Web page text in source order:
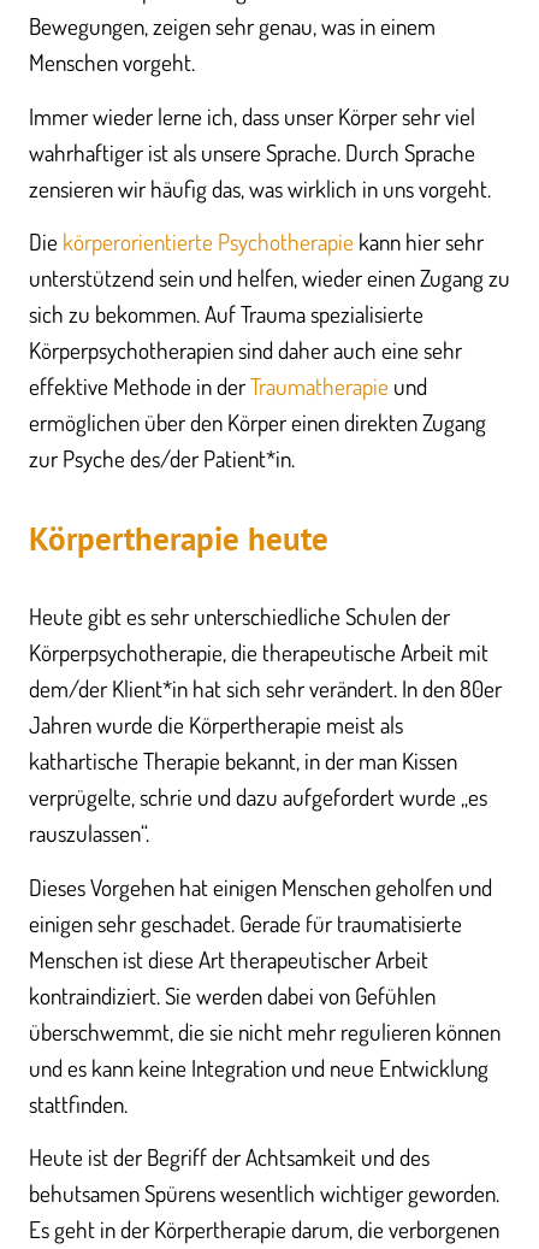
Bewegungen, zeigen sehr genau, was in einem
Menschen vorgeht.
Immer wieder lerne ich, dass unser Körper sehr viel
wahrhaftiger ist als unsere Sprache. Durch Sprache
zensieren wir häufig das, was wirklich in uns vorgeht.
Die körperorientierte Psychotherapie kann hier sehr
unterstützend sein und helfen, wieder einen Zugang zu
sich zu bekommen. Auf Trauma spezialisierte
Körperpsychotherapien sind daher auch eine sehr
effektive Methode in derTraumatherapie und
ermöglichen über den Körper einen direkten Zugang
zur Psyche des/der Patient*in.
Körpertherapie heute
Heute gibt es sehr unterschiedliche Schulen der
Körperpsychotherapie, die therapeutische Arbeit mit
dem/der Klient*in hat sich sehr verändert. In den 80er
Jahren wurde die Körpertherapie meist als
kathartische Therapie bekannt, in der man Kissen
verprügelte, schrie und dazu aufgefordert wurde „es
rauszulassen“.
Dieses Vorgehen hat einigen Menschen geholfen und
einigen sehr geschadet. Gerade für traumatisierte
Menschen ist diese Art therapeutischer Arbeit
kontraindiziert. Sie werden dabei von Gefühlen
überschwemmt, die sie nicht mehr regulieren können
und es kann keine Integration und neue Entwicklung
stattfinden.
Heute ist der Begriff der Achtsamkeit und des
behutsamen Spürens wesentlich wichtiger geworden.
Es geht in der Körpertherapie darum, die verborgenen